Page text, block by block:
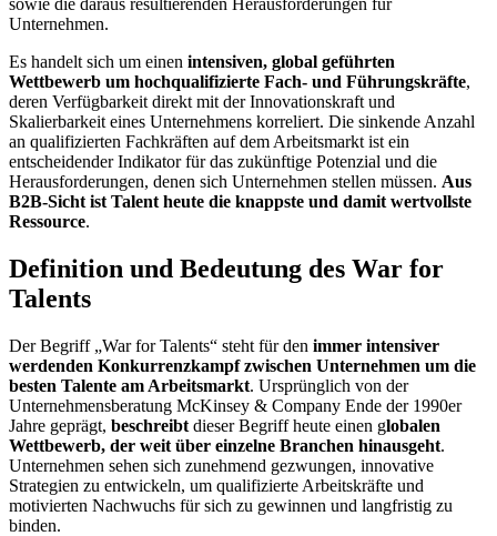
sowie die daraus resultierenden Herausforderungen für
Unternehmen.
Es handelt sich um einen intensiven, global geführten
Wettbewerb um hochqualifizierte Fach- und Führungskräfte,
deren Verfügbarkeit direkt mit der Innovationskraft und
Skalierbarkeit eines Unternehmens korreliert. Die sinkende Anzahl
an qualifizierten Fachkräften auf dem Arbeitsmarkt ist ein
entscheidender Indikator für das zukünftige Potenzial und die
Herausforderungen, denen sich Unternehmen stellen müssen. Aus
B2B-Sicht ist Talent heute die knappste und damit wertvollste
Ressource.
Definition und Bedeutung des War for
Talents
Der Begriff „War for Talents“ steht für den immer intensiver
werdenden Konkurrenzkampf zwischen Unternehmen um die
besten Talente am Arbeitsmarkt. Ursprünglich von der
Unternehmensberatung McKinsey & Company Ende der 1990er
Jahre geprägt, beschreibt dieser Begriff heute einen globalen
Wettbewerb, der weit über einzelne Branchen hinausgeht.
Unternehmen sehen sich zunehmend gezwungen, innovative
Strategien zu entwickeln, um qualifizierte Arbeitskräfte und
motivierten Nachwuchs für sich zu gewinnen und langfristig zu
binden.